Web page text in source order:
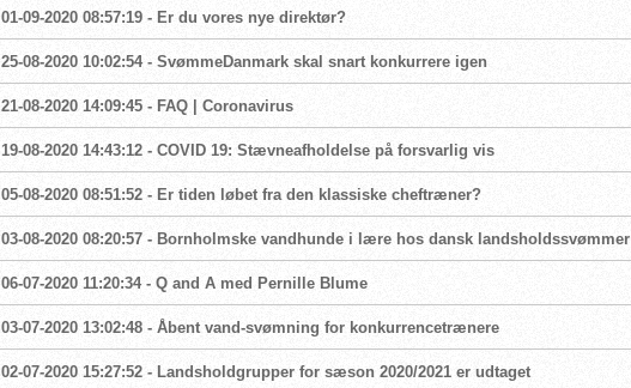
01-09-2020 08:57:19 - Er du vores nye direktør?
25-08-2020 10:02:54 - SvømmeDanmark skal snart konkurrere igen
21-08-2020 14:09:45 - FAQ | Coronavirus
19-08-2020 14:43:12 - COVID 19: Stævneafholdelse på forsvarlig vis
05-08-2020 08:51:52 - Er tiden løbet fra den klassiske cheftræner?
03-08-2020 08:20:57 - Bornholmske vandhunde i lære hos dansk landsholdssvømmer
06-07-2020 11:20:34 - Q and A med Pernille Blume
03-07-2020 13:02:48 - Åbent vand-svømning for konkurrencetrænere
02-07-2020 15:27:52 - Landsholdgrupper for sæson 2020/2021 er udtaget